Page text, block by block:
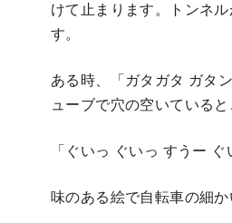
けて止まります。トンネ
す。
ある時、「ガタガタ ガタ
ューブで穴の空いている
「ぐいっ ぐいっ すうー ぐ
味のある絵で自転車の細か